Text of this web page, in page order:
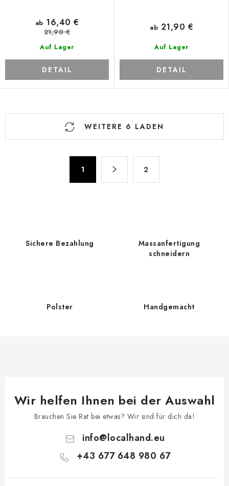
Auf Lager
ab 16,40 €
21,90 €
DETAIL
Auf Lager
ab 21,90 €
DETAIL
S
WEITERE 6 LADEN
1 2
Sichere Bezahlung
Massanfertigung
schneidern
Polster Handgemacht
Wir helfen Ihnen bei der Auswahl
Brauchen Sie Rat bei etwas? Wir sind für dich da!
info@localhand.eu
+43 677 648 980 67